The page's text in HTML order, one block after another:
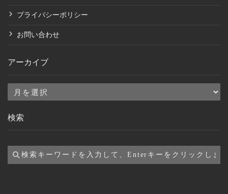
プライバシーポリシー
お問い合わせ
アーカイブ
ア
カ
ブ
検索